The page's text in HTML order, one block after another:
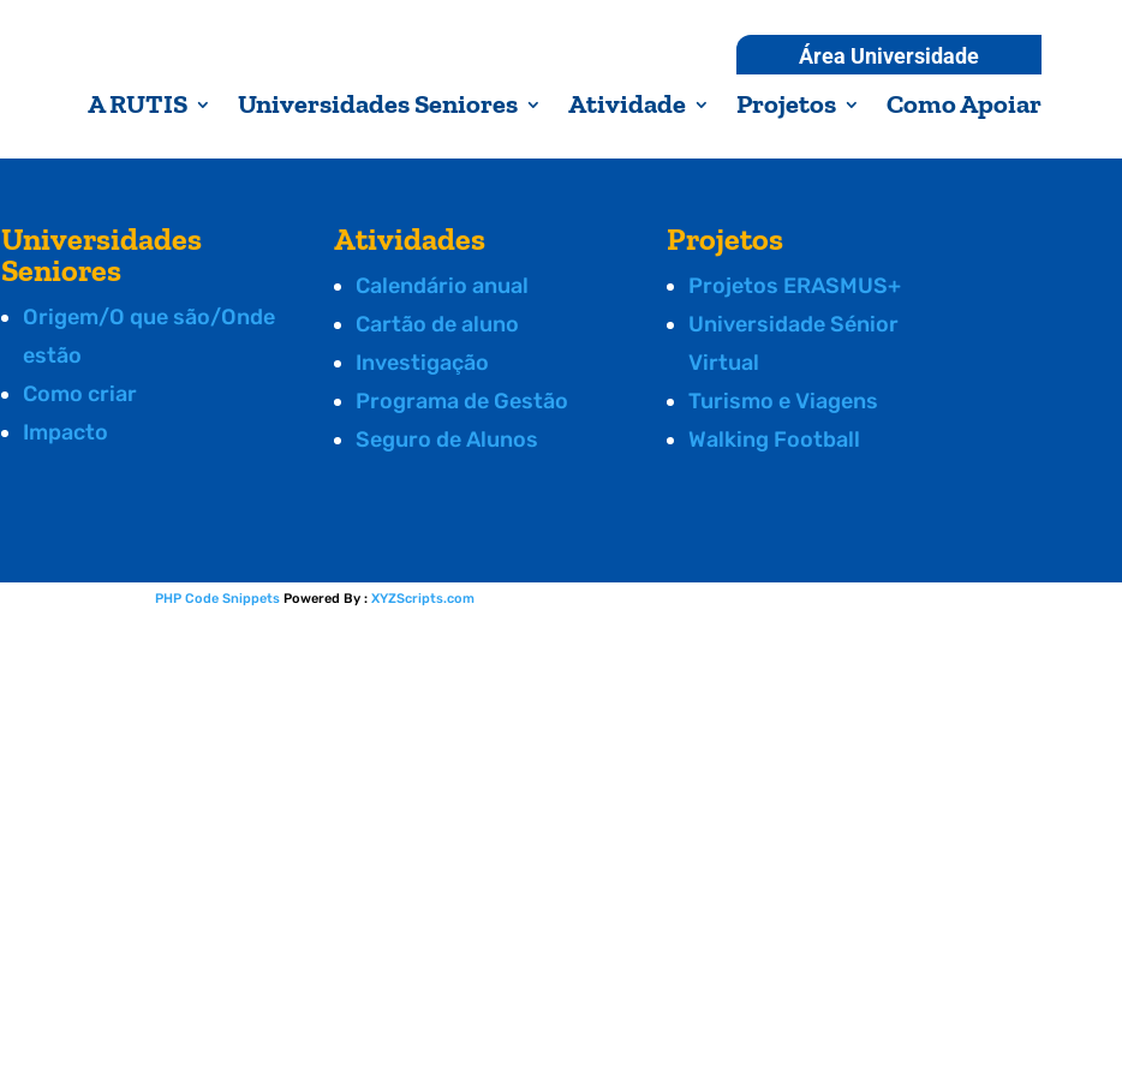
Área Universidade
A RUTIS Universidades Seniores Atividade Projetos Como Apoiar
Universidades
Seniores
Origem/O que são/Onde
estão
Como criar
Impacto
Atividades
Calendário anual
Cartão de aluno
Investigação
Programa de Gestão
Seguro de Alunos
Projetos
Projetos ERASMUS+
Universidade Sénior
Virtual
Turismo e Viagens
Walking Football
PHP Code Snippets Powered By : XYZScripts.com